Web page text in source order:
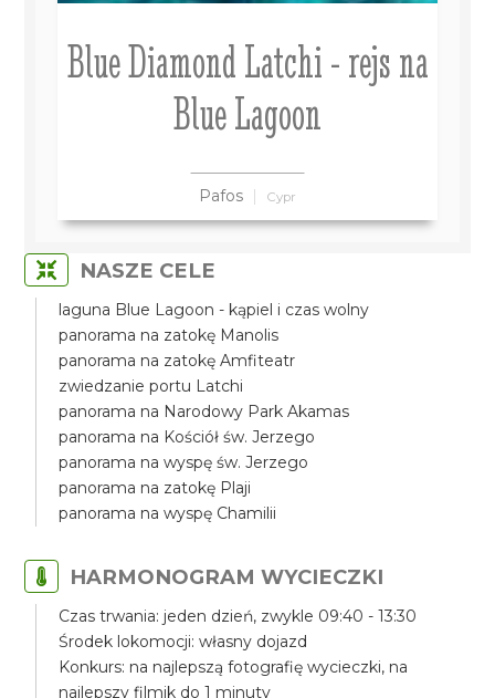
Blue Diamond Latchi - rejs na
Blue Lagoon
Pafos Cypr
NASZE CELE
laguna Blue Lagoon - kąpiel i czas wolny
panorama na zatokę Manolis
panorama na zatokę Amfiteatr
zwiedzanie portu Latchi
panorama na Narodowy Park Akamas
panorama na Kościół św. Jerzego
panorama na wyspę św. Jerzego
panorama na zatokę Plaji
panorama na wyspę Chamilii
HARMONOGRAM WYCIECZKI
Czas trwania: jeden dzień, zwykle 09:40 - 13:30
Środek lokomocji: własny dojazd
Konkurs: na najlepszą fotografię wycieczki, na
najlepszy filmik do 1 minuty